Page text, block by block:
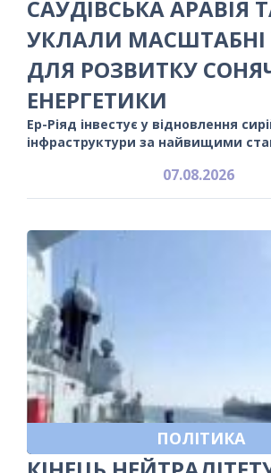
САУДІВСЬКА АРАВІЯ
УКЛАЛИ МАСШТАБНІ
ДЛЯ РОЗВИТКУ
ЕНЕРГЕТИКИ
Ер-Ріяд інвестує у відновлення
інфраструктури за найвищими
07.08.2026
ПОЛІТИКА